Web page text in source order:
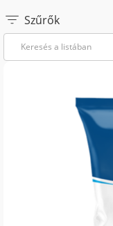
Szűrők